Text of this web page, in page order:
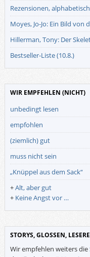
Rezensionen,
Moyes, Jo-Jo: Ein Bild von
Hillerman, Tony: Der
Bestseller-Liste (10.8.)
WIR EMPFEHLEN (NICHT)
unbedingt lesen
empfohlen
(ziemlich) gut
muss nicht sein
„Knüppel aus dem Sack“
+Alt, aber gut
+ Keine Angst vor …
STORYS, GLOSSEN,
Wir empfehlen weiters die